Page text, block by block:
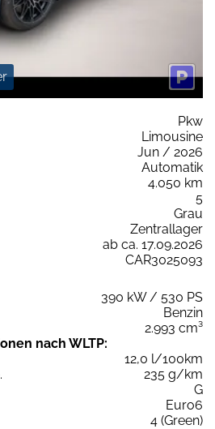
Pkw
Limousine
Jun / 2026
Automatik
4.050 km
5
Grau
Zentrallager
ab ca. 17.09.2026
CAR3025093
390 kW / 530 PS
Benzin
2.993 cm³
nach WLTP:
12,0 l/100km
235 g/km
G
Euro6
4 (Green)